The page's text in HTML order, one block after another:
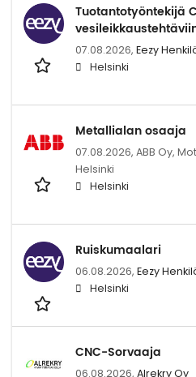
Tuotantotyöntekijä
07.08.2026, Eezy
Helsinki
Metallialan osaaja
07.08.2026, ABB Oy,
Helsinki
Helsinki
Ruiskumaalari
06.08.2026, Eezy
Helsinki
CNC-Sorvaaja
06.08.2026, Alrekry Oy